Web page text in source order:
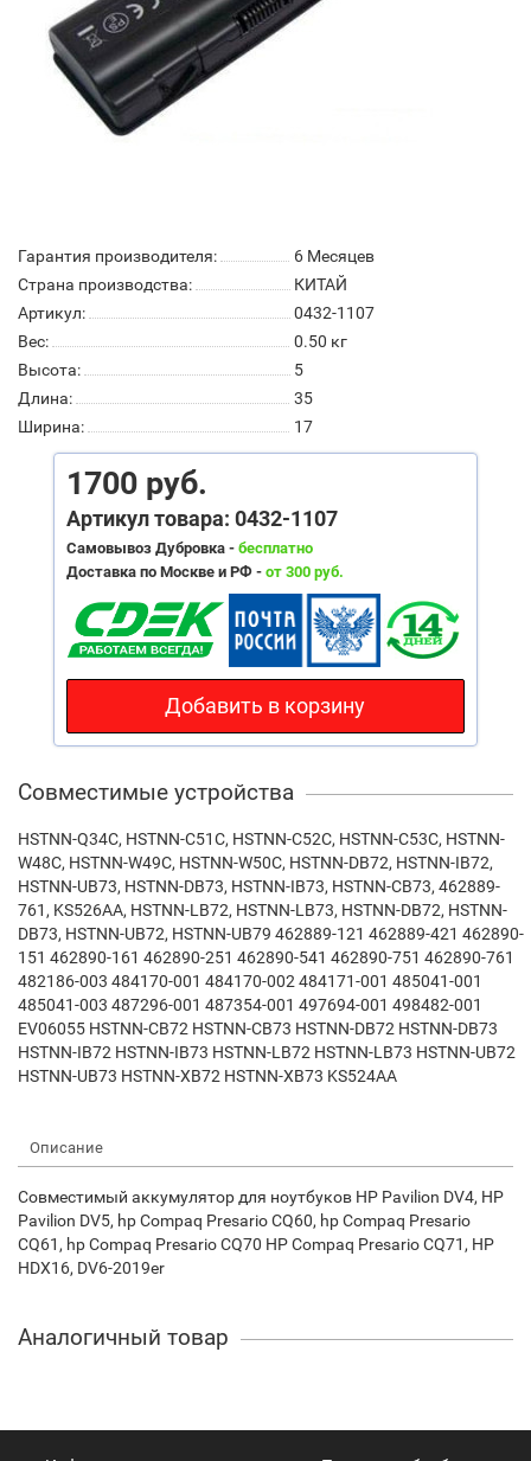
Гарантия производителя:
6 Месяцев
Страна производства:
КИТАЙ
Артикул:
0432-1107
Вес:
0.50 кг
Высота:
5
Длина:
35
Ширина:
17
1700 руб.
Артикул товара: 0432-1107
Самовывоз Дубровка - бесплатно
Доставка по Москве и РФ - от 300 руб.
Добавить в корзину
Совместимые устройства
HSTNN-Q34C, HSTNN-C51C, HSTNN-C52C, HSTNN-C53C, HSTNN-
W48C, HSTNN-W49C, HSTNN-W50C, HSTNN-DB72, HSTNN-IB72,
HSTNN-UB73, HSTNN-DB73, HSTNN-IB73, HSTNN-CB73, 462889-
761, KS526AA, HSTNN-LB72, HSTNN-LB73, HSTNN-DB72, HSTNN-
DB73, HSTNN-UB72, HSTNN-UB79 462889-121 462889-421 462890-
151 462890-161 462890-251 462890-541 462890-751 462890-761
482186-003 484170-001 484170-002 484171-001 485041-001
485041-003 487296-001 487354-001 497694-001 498482-001
EV06055 HSTNN-CB72 HSTNN-CB73 HSTNN-DB72 HSTNN-DB73
HSTNN-IB72 HSTNN-IB73 HSTNN-LB72 HSTNN-LB73 HSTNN-UB72
HSTNN-UB73 HSTNN-XB72 HSTNN-XB73 KS524AA
Описание
Совместимый аккумулятор для ноутбуков HP Pavilion DV4, HP
Pavilion DV5, hp Compaq Presario CQ60, hp Compaq Presario
CQ61, hp Compaq Presario CQ70 HP Compaq Presario CQ71, HP
HDX16, DV6-2019er
Аналогичный товар